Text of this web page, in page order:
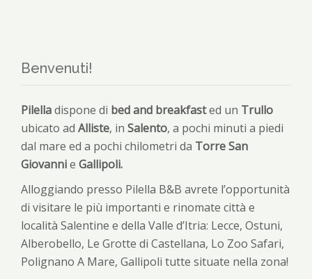
Benvenuti!
Pilelladispone di bed and breakfasted un Trullo
ubicato ad Alliste, in Salento, a pochi minuti a piedi
dal mare ed a pochi chilometri da Torre San
Giovannie Gallipoli.
Alloggiando presso Pilella B&B avrete l’opportunità
di visitare le più importanti e rinomate città e
località Salentine e della Valle d’Itria: Lecce, Ostuni,
Alberobello, Le Grotte di Castellana, Lo Zoo Safari,
Polignano A Mare, Gallipoli tutte situate nella zona!